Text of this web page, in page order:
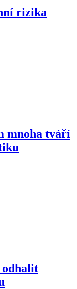
rizika
mnoha tváří
odhalit